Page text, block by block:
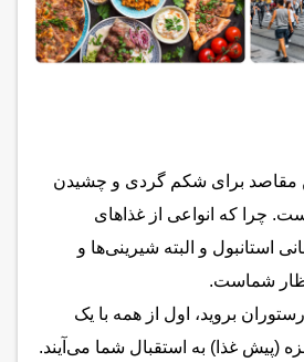
مقاصد برای شکم گردی و چشیدن
چرا که انواعی از غذاهای
استانبول و البته شیرینی‌ها و
شماست.
بروید، اول از همه با یک
(پیش غذا) به استقبال شما می‌آیند.